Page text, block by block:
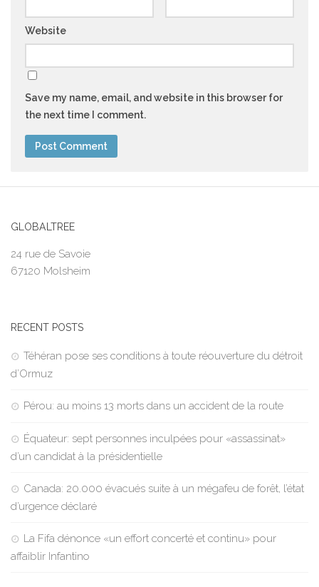
Website
Save my name, email, and website in this browser for
the next time I comment.
GLOBALTREE
24 rue de Savoie
67120 Molsheim
RECENT POSTS
Téhéran pose ses conditions à toute réouverture du détroit
d’Ormuz
Pérou: au moins 13 morts dans un accident de la route
Équateur: sept personnes inculpées pour «assassinat»
d’un candidat à la présidentielle
Canada: 20.000 évacués suite à un mégafeu de forêt, l’état
d’urgence déclaré
La Fifa dénonce «un effort concerté et continu» pour
affaiblir Infantino